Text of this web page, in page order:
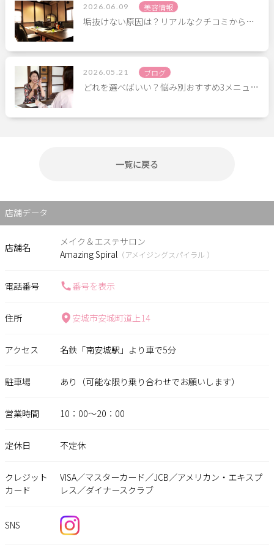
2026.06.09 美容情報
垢抜けない原因は？リアルなクチコミから…
2026.05.21 ブログ
どれを選べばいい？悩み別おすすめ3メニュ…
一覧に戻る
店舗データ
店舗名
メイク＆エステサロン
Amazing Spiral （アメイジングスパイラル ）
電話番号 番号を表示
住所 安城市安城町道上14
アクセス 名鉄「南安城駅」より車で5分
駐車場 あり（可能な限り乗り合わせでお願いします）
営業時間 10：00～20：00
定休日 不定休
クレジット
カード
VISA／マスターカード／JCB／アメリカン・エキスプ
レス／ダイナースクラブ
SNS